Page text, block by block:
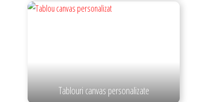
Tablouri canvas personalizate